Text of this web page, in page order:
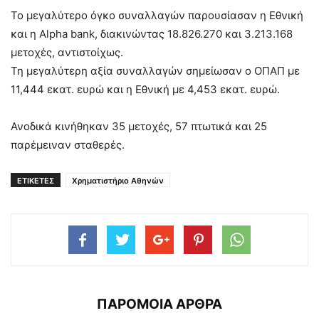
Το μεγαλύτερο όγκο συναλλαγών παρουσίασαν η Εθνική
και η Alpha bank, διακινώντας 18.826.270 και 3.213.168
μετοχές, αντιστοίχως.
Τη μεγαλύτερη αξία συναλλαγών σημείωσαν ο ΟΠΑΠ με
11,444 εκατ. ευρώ και η Εθνική με 4,453 εκατ. ευρώ.
Ανοδικά κινήθηκαν 35 μετοχές, 57 πτωτικά και 25
παρέμειναν σταθερές.
ΕΤΙΚΕΤΕΣ Χρηματιστήριο Αθηνών
ΠΑΡΟΜΟΙΑ ΑΡΘΡΑ